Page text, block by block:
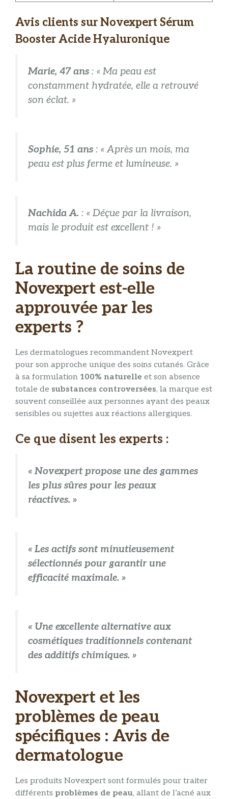
Avis clients sur Novexpert Sérum
Booster Acide Hyaluronique
Marie, 47 ans : « Ma peau est
constamment hydratée, elle a retrouvé
son éclat. »
Sophie, 51 ans : « Après un mois, ma
peau est plus ferme et lumineuse. »
Nachida A. : « Déçue par la livraison,
mais le produit est excellent ! »
La routine de soins de
Novexpert est-elle
approuvée par les
experts ?
Les dermatologues recommandent Novexpert
pour son approche unique des soins cutanés. Grâce
à sa formulation 100% naturelle et son absence
totale de substances controversées, la marque est
souvent conseillée aux personnes ayant des peaux
sensibles ou sujettes aux réactions allergiques.
Ce que disent les experts :
« Novexpert propose une des gammes
les plus sûres pour les peaux
réactives. »
« Les actifs sont minutieusement
sélectionnés pour garantir une
efficacité maximale. »
« Une excellente alternative aux
cosmétiques traditionnels contenant
des additifs chimiques. »
Novexpert et les
problèmes de peau
spécifiques : Avis de
dermatologue
Les produits Novexpert sont formulés pour traiter
différents problèmes de peau, allant de l’acné aux